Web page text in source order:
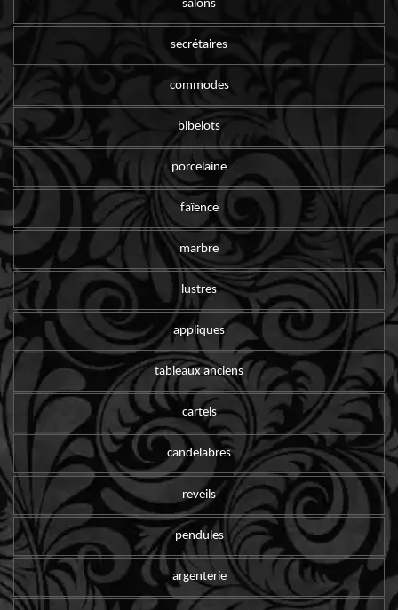
salons
secrétaires
commodes
bibelots
porcelaine
faïence
marbre
lustres
appliques
tableaux anciens
cartels
candelabres
reveils
pendules
argenterie